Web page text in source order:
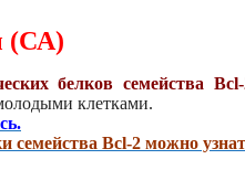
(СА)
белков семейства
клетками.
семейства Bcl-2 можно